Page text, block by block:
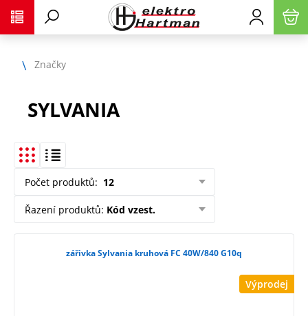
Značky
SYLVANIA
Počet produktů: 12
Řazení produktů: Kód vzest.
Výprodej
zářivka Sylvania kruhová FC 40W/840 G10q